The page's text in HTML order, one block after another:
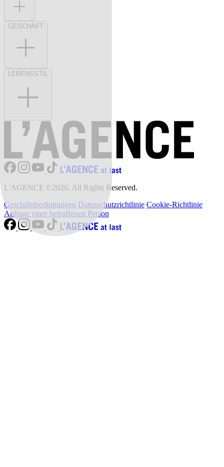
GESCHÄFT
LEBENSSTIL
L'AGENCE ©2026. All Rights Reserved.
Geschäftsbedingungen Datenschutzrichtlinie Cookie-Richtlinie
Anfrage einer betroffenen Person